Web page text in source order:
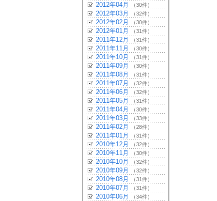
2012年04月 （30件）
2012年03月 （32件）
2012年02月 （30件）
2012年01月 （31件）
2011年12月 （31件）
2011年11月 （30件）
2011年10月 （31件）
2011年09月 （30件）
2011年08月 （31件）
2011年07月 （32件）
2011年06月 （32件）
2011年05月 （31件）
2011年04月 （30件）
2011年03月 （33件）
2011年02月 （28件）
2011年01月 （31件）
2010年12月 （32件）
2010年11月 （30件）
2010年10月 （32件）
2010年09月 （32件）
2010年08月 （31件）
2010年07月 （31件）
2010年06月 （34件）